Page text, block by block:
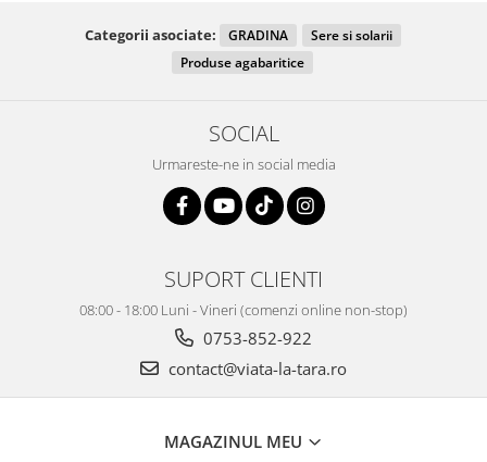
Categorii asociate: GRADINA
Sere si solarii
Produse agabaritice
SOCIAL
Urmareste-ne in social media
SUPORT CLIENTI
08:00 - 18:00 Luni - Vineri (comenzi online non-stop)
0753-852-922
contact@viata-la-tara.ro
MAGAZINUL MEU